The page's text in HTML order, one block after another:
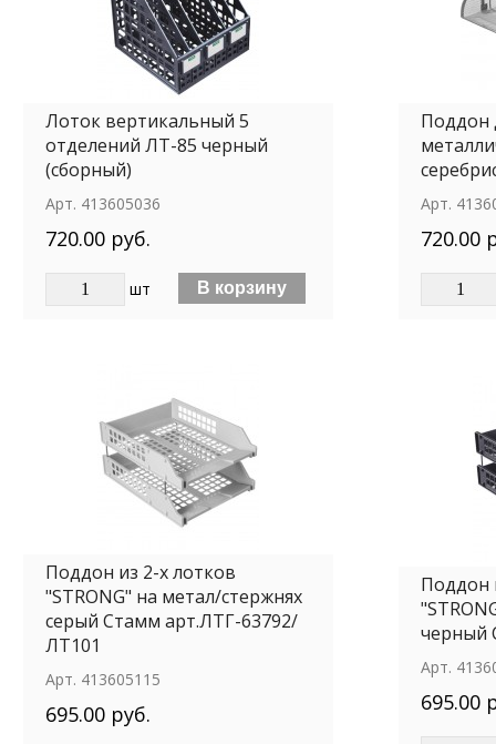
Лоток вертикальный 5
отделений ЛТ-85 черный
(сборный)
Арт. 413605036
720.00 руб.
шт
Поддон
Арт.
720.00
Поддон из 2-х лотков
"STRONG" на метал/стержнях
серый Стамм арт.ЛТГ-63792/
ЛТ101
Арт. 413605115
695.00 руб.
Поддон
черный
Арт.
695.00